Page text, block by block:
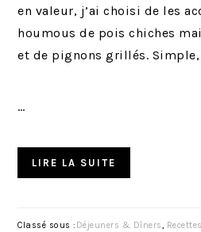
en valeur, j’ai choisi de les
houmous de pois chiches
et de pignons grillés.
…
LIRE LA SUITE
Classé sous : Déjeuners & Dîners, Recettes